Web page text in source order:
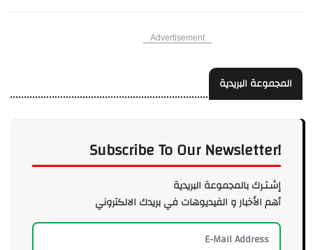
Advertisement
المجموعة البريدية
Subscribe To Our Newsletter!
إشـتـرك بالمجموعة البريدية
أهم الأخبار و الفيديوهات في بريدك الالكتروني